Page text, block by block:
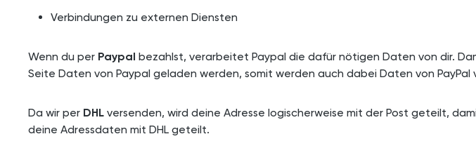
Verbindungen zu externen Diensten
Wenn du per Paypal bezahlst, verarbeitet Paypal die dafür nötigen Daten von dir.
Seite Daten von Paypal geladen werden, somit werden auch dabei Daten von
Da wir per DHL versenden, wird deine Adresse logischerweise mit der Post geteilt,
deine Adressdaten mit DHL geteilt.